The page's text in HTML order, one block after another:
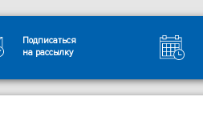
Подписаться
на рассылку